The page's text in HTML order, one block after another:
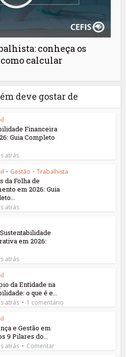
conheça os
calcular
deve gostar de
Financeira
Guia Completo
atrás
• Gestão • Trabalhista
da Folha de
em 2026: Guia
atrás
em 2026:
atrás
da Entidade na
o que é e...
atrás
1 comentário
e Gestão em
9 Pilares do...
atrás
Comentar